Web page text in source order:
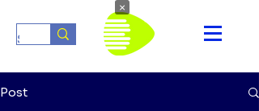
Post
×